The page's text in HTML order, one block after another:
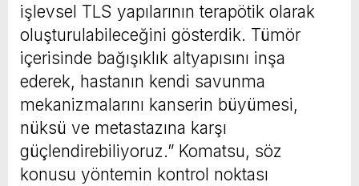
işlevsel TLS yapılarının terapötik olarak
oluşturulabileceğini gösterdik. Tümör
içerisinde bağışıklık altyapısını inşa
ederek, hastanın kendi savunma
mekanizmalarını kanserin büyümesi,
nüksü ve metastazına karşı
güçlendirebiliyoruz.” Komatsu, söz
konusu yöntemin kontrol noktası